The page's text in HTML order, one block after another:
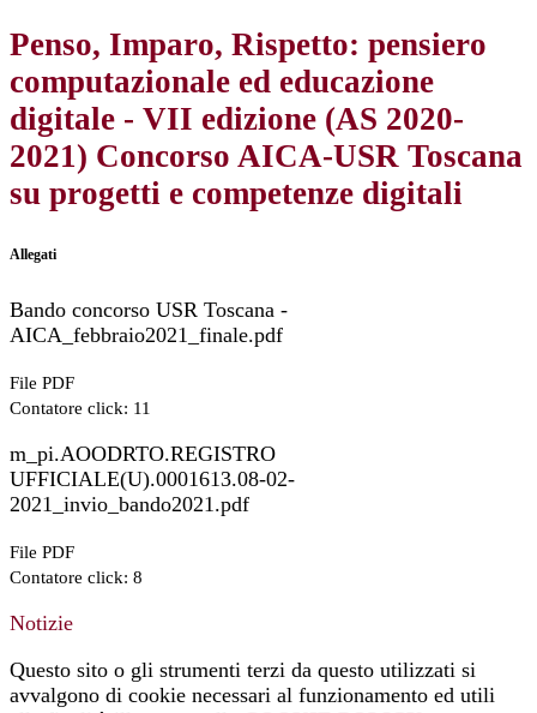
Penso, Imparo, Rispetto: pensiero
computazionale ed educazione
digitale - VII edizione (AS 2020-
2021) Concorso AICA-USR Toscana
su progetti e competenze digitali
Allegati
Bando concorso USR Toscana -
AICA_febbraio2021_finale.pdf
File PDF
Contatore click: 11
m_pi.AOODRTO.REGISTRO
UFFICIALE(U).0001613.08-02-
2021_invio_bando2021.pdf
File PDF
Contatore click: 8
Notizie
Questo sito o gli strumenti terzi da questo utilizzati si
avvalgono di cookie necessari al funzionamento ed utili